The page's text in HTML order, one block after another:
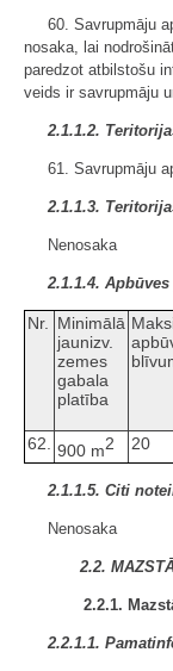
60. Savrupmāju
nosaka, lai
paredzot atbilstošu
veids ir savrupmāju
2.1.1.2.
61. Savrupmāju
2.1.1.3.
Nenosaka
2.1.1.4.
Nr.
Minimālā
jaunizv.
zemes
gabala
platība
62.
900 m2 20
2.1.1.5. Citi
Nenosaka
2.2.
2.2.1.
2.2.1.1.